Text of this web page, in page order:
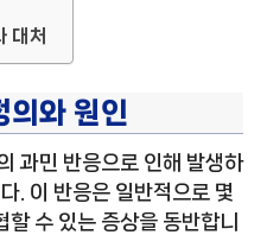
대처
의와 원인
과민 반응으로 인해 발생하
. 이 반응은 일반적으로 몇
할 수 있는 증상을 동반합니